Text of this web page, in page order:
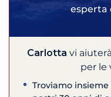
esperta
Carlotta vi
per le
Troviamo